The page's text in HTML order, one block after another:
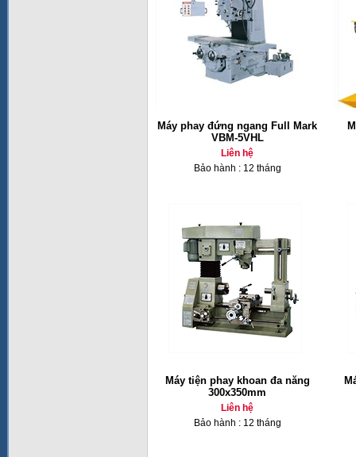
Máy phay đứng ngang Full Mark
VBM-5VHL
Liên hệ
Bảo hành : 12 tháng
Máy tiện phay khoan đa năng
300x350mm
Liên hệ
Bảo hành : 12 tháng